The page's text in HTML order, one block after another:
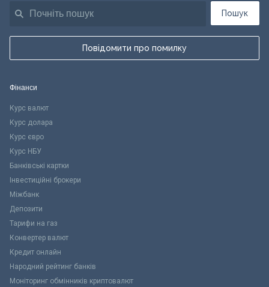
Пошук
Повідомити про помилку
Фінанси
Курс валют
Курс долара
Курс євро
Курс НБУ
Банківські картки
Інвестиційні брокери
Міжбанк
Депозити
Тарифи на газ
Конвертер валют
Кредит онлайн
Народний рейтинг банків
Моніторинг обмінників криптовалют